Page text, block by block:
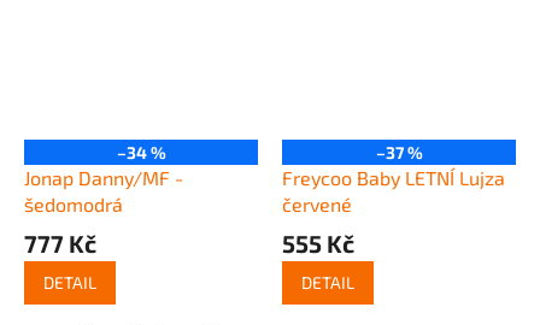
–34 %
Jonap Danny/MF -
šedomodrá
777 Kč
DETAIL
–37 %
Freycoo Baby LETNÍ Lujza
červené
555 Kč
DETAIL